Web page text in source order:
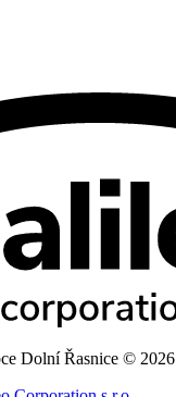
Dolní Řasnice © 2026